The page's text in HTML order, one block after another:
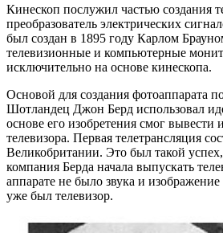
Кинескоп послужил частью создания
преобразователь электрических
был создан в 1895 году Карлом
телевизионные и компьютерные
исключительно на основе кинескопа.
Основой для создания фотоаппарата
Шотландец Джон Берд использовал
основе его изобретения смог вывести
телевизора. Первая телетрансляция
Великобритании. Это был такой
компания Берда начала выпускать
аппарате не было звука и
уже был телевизор.